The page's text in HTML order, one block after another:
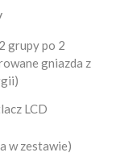
grupy po 2
gniazda z
LCD
w zestawie)